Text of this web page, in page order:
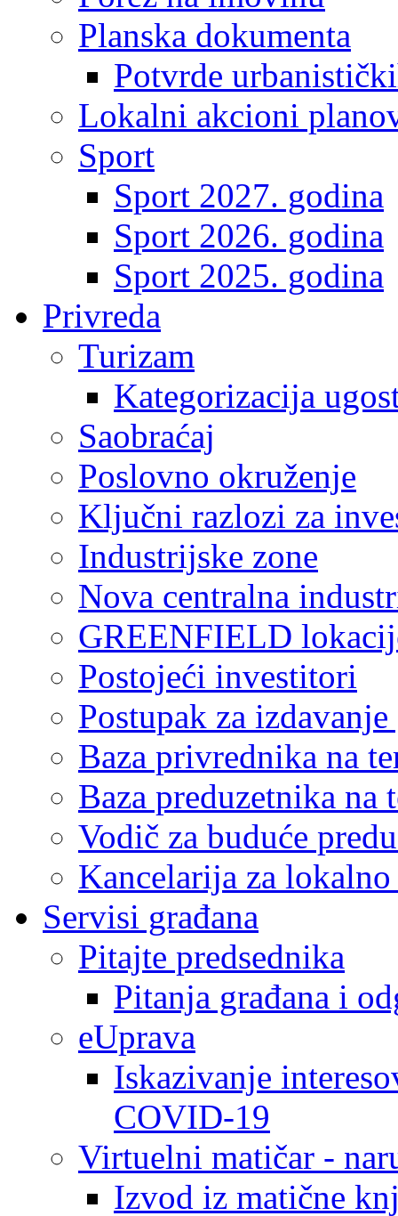
Planska dokumenta
Potvrde
Lokalni akcioni
Sport
Sport 2027. godina
Sport 2026. godina
Sport 2025. godina
Privreda
Turizam
Kategorizacija
Saobraćaj
Poslovno okruženje
Ključni razlozi za
Industrijske zone
Nova centralna
GREENFIELD
Postojeći investitori
Postupak za
Baza privrednika na
Baza preduzetnika
Vodič za buduće
Kancelarija za
Servisi građana
Pitajte predsednika
Pitanja građana i
eUprava
Iskazivanje
COVID-19
Virtuelni matičar -
Izvod iz matične